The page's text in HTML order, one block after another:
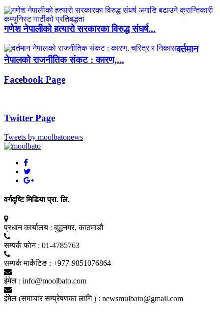
गणेश नेपालीको हत्यारो सरकारका विरुद्ध संघर्ष...
वर्तमान
नेपालको राजनीतिक संकट : कारण,...
Facebook Page
Twitter Page
Tweets by moolbatonews
वर्गदृष्टि मिडिया प्रा. लि.
प्रधान कार्यालय : बुद्धनगर, काठमाडाैं
सम्पर्क फाेन : 01-4785763
सम्पर्क मार्केटिङ : +977-9851076864
ईमेल : info@moolbato.com
ईमेल (समाचार सम्प्रेषणका लागि ) : newsmulbato@gmail.com